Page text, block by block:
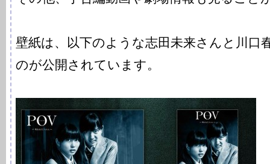
壁紙は、以下のような志田未来さんと川口
のが公開されています。